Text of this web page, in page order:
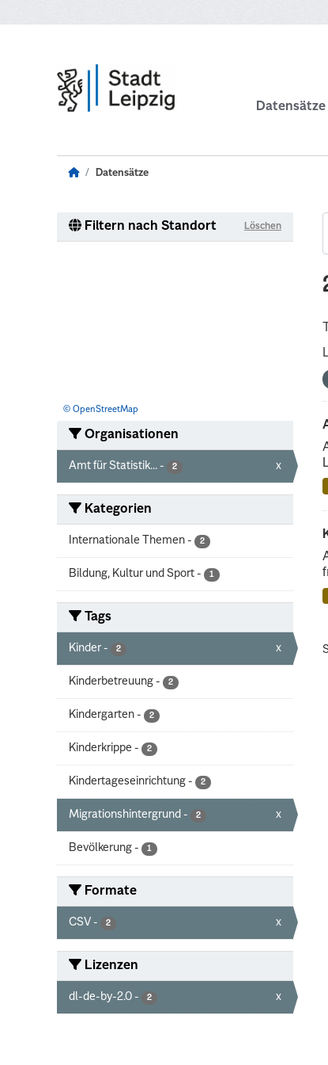
Datensätze
Datensätze
Filtern nach Standort Löschen
© OpenStreetMap
Organisationen
Amt für Statistik... - 2 x
Kategorien
Internationale Themen - 2
Bildung, Kultur und Sport - 1
Tags
Kinder - 2 x
Kinderbetreuung - 2
Kindergarten - 2
Kinderkrippe - 2
Kindertageseinrichtung - 2
Migrationshintergrund - 2 x
Bevölkerung - 1
Formate
CSV - 2 x
Lizenzen
dl-de-by-2.0 - 2 x